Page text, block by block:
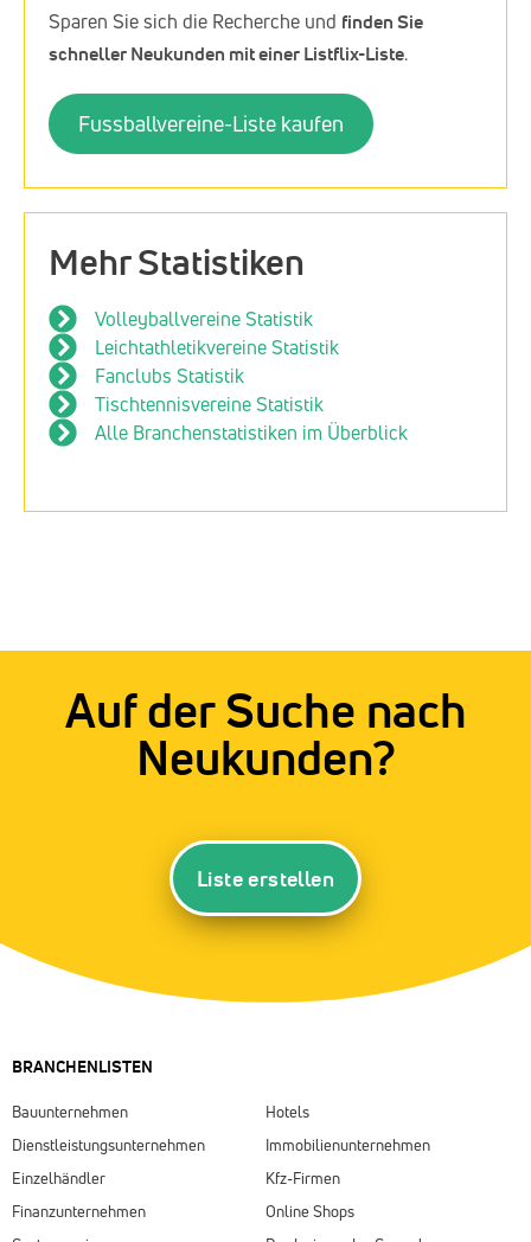
Sparen Sie sich die Recherche und finden Sie
schneller Neukunden mit einer Listflix-Liste.
Fussballvereine-Liste kaufen
Mehr Statistiken
Volleyballvereine Statistik
Leichtathletikvereine Statistik
Fanclubs Statistik
Tischtennisvereine Statistik
Alle Branchenstatistiken im Überblick
Auf der Suche nach
Neukunden?
Liste erstellen
BRANCHENLISTEN
Bauunternehmen
Dienstleistungsunternehmen
Einzelhändler
Finanzunternehmen
Hotels
Immobilienunternehmen
Kfz-Firmen
Online Shops